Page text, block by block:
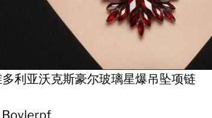
利亚沃克斯豪尔玻璃星爆吊坠项链
Boylerpf